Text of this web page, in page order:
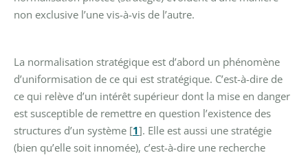
non exclusive l’une vis-à-vis de l’autre.
La normalisation stratégique est d’abord un phénomène
d’uniformisation de ce qui est stratégique. C’est-à-dire de
ce qui relève d’un intérêt supérieur dont la mise en danger
est susceptible de remettre en question l’existence des
structures d’un système [1]. Elle est aussi une stratégie
(bien qu’elle soit innomée), c’est-à-dire une recherche